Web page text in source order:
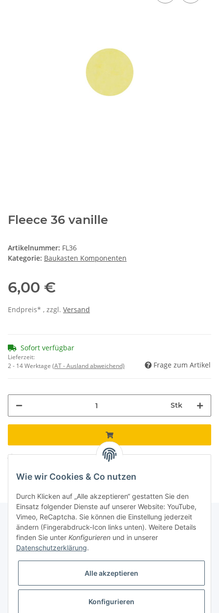
Fleece 36 vanille
Artikelnummer: FL36
Kategorie: Baukasten Komponenten
6,00 €
Endpreis* , zzgl. Versand
Sofort verfügbar
Lieferzeit:
2 - 14 Werktage (AT - Ausland abweichend) Frage zum Artikel
Stk
Loading... Komponenten werden geladen ...
Informationen
Galerie
Wie wir Cookies & Co nutzen
Durch Klicken auf „Alle akzeptieren“ gestatten Sie den
Einsatz folgender Dienste auf unserer Website: YouTube,
Vimeo, ReCaptcha. Sie können die Einstellung jederzeit
ändern (Fingerabdruck-Icon links unten). Weitere Details
finden Sie unter Konfigurieren und in unserer
Datenschutzerklärung.
Alle akzeptieren
Konfigurieren